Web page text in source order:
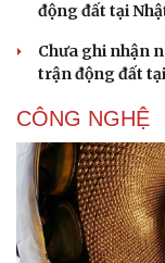
Sức khỏe
Dinh dưỡng - món
động đất tại
Chưa ghi nhận
trận động đất
CÔNG NGHỆ